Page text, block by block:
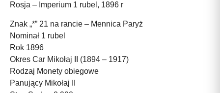
Rosja – Imperium 1 rubel, 1896 r
Znak „*” 21 na rancie – Mennica Paryż
Nominał 1 rubel
Rok 1896
Okres Car Mikołaj II (1894 – 1917)
Rodzaj Monety obiegowe
Panujący Mikołaj II